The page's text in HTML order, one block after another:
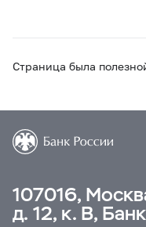
Страница была
107016,
д. 12, к. В,